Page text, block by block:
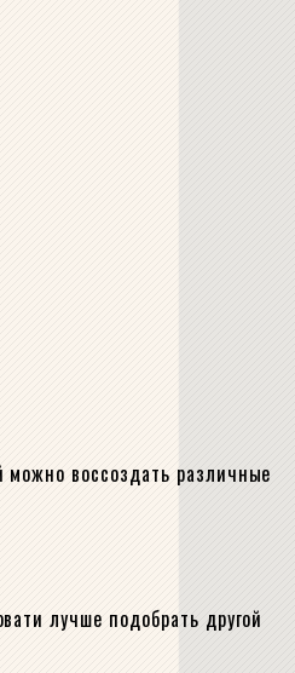
воссоздать различные
лучше подобрать другой